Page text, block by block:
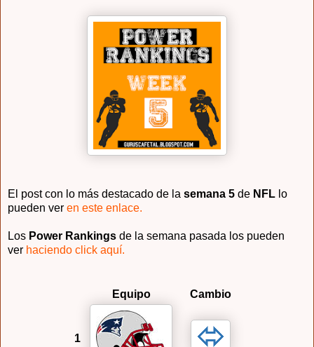
El post con lo más destacado de la semana 5 de NFL lo
pueden ver en este enlace.
Los Power Rankings de la semana pasada los pueden
ver haciendo click aquí.
Equipo Cambio
1